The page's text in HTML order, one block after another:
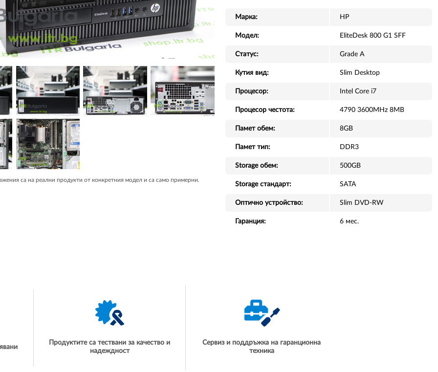
са на реални продукти от конкретния модел и са само примерни.
Марка: HP
Модел: EliteDesk 800 G1 SFF
Статус: Grade A
Кутия вид: Slim Desktop
Процесор: Intel Core i7
Процесор честота: 4790 3600MHz 8MB
Памет обем: 8GB
Памет тип: DDR3
Storage обем: 500GB
Storage стандарт: SATA
Оптично устройство: Slim DVD-RW
Гаранция: 6 мес.
Продуктите са тествани за качество и
надеждност
Сервиз и поддръжка на гаранционна
техника